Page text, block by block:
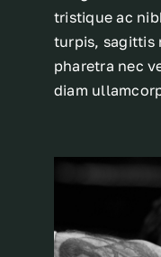
tristique ac
turpis, sagittis
pharetra nec
diam